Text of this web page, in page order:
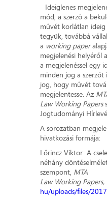
Ideiglenes
mód, a szerző a
művét korlátlan
tegyük, továbbá
a working paper
megjelenési helyéről
a megjelenéssel egy
minden jog a szerzőt
jog, hogy művét
megjelentesse. Az
Law Working Papers
Jogtudományi
A sorozatban
hivatkozási formája:
Lőrincz Viktor: A
néhány
szempont, MTA
Law Working Papers,
hu/uploads/files/